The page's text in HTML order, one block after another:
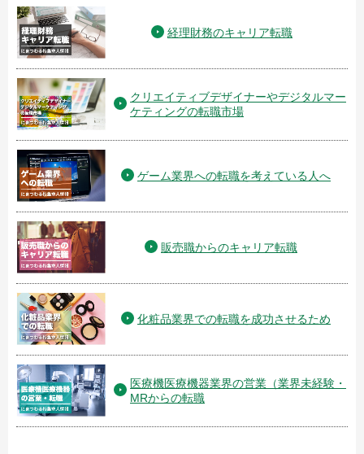
経理財務のキャリア転職
クリエイティブデザイナーやデジタルマー
ケティングの転職市場
ゲーム業界への転職を考えている人へ
販売職からのキャリア転職
化粧品業界での転職を成功させるため
医療機医療機器業界の営業（業界未経験・
MRからの転職